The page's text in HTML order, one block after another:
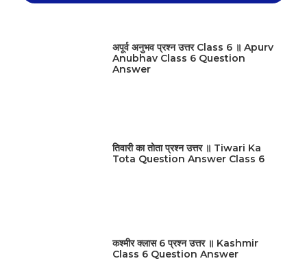
अपूर्व अनुभव प्रश्न उत्तर Class 6 ॥ Apurv
Anubhav Class 6 Question
Answer
तिवारी का तोता प्रश्न उत्तर ॥ Tiwari Ka
Tota Question Answer Class 6
कश्मीर क्लास 6 प्रश्न उत्तर ॥ Kashmir
Class 6 Question Answer